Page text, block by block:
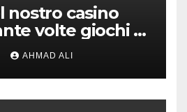
nostro casino
volte giochi di
oltre a
AHMAD ALI